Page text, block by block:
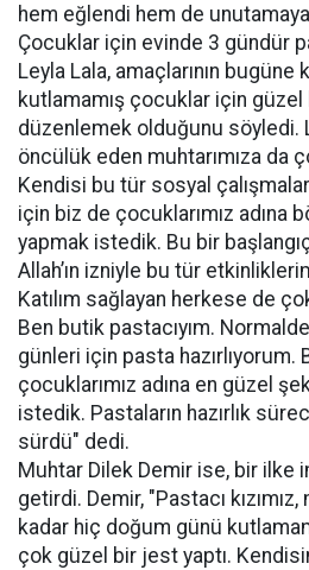
hem eğlendi hem de
Çocuklar için evinde 3 gündür
Leyla Lala, amaçlarının
kutlamamış çocuklar için
düzenlemek olduğunu söyledi.
öncülük eden muhtarımıza da
Kendisi bu tür sosyal
için biz de çocuklarımız adına
yapmak istedik. Bu bir
Allah’ın izniyle bu tür
Katılım sağlayan herkese de
Ben butik pastacıyım.
günleri için pasta hazırlıyorum.
çocuklarımız adına en güzel
istedik. Pastaların hazırlık
sürdü" dedi.
Muhtar Dilek Demir ise, bir ilke
getirdi. Demir, "Pastacı
kadar hiç doğum günü
çok güzel bir jest yaptı.